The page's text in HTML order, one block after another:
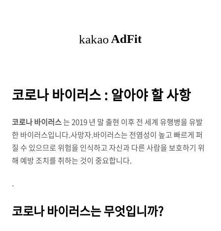
코로나 바이러스 : 알아야 할 사항
코로나 바이러스는 2019 년 말 출현 이후 전 세계 유행병을 유발
한 바이러스입니다.사망자.바이러스는 전염성이 높고 빠르게 퍼
질 수 있으므로 위험을 인식하고 자신과 다른 사람을 보호하기 위
해 예방 조치를 취하는 것이 중요합니다.
.
코로나 바이러스는 무엇입니까?